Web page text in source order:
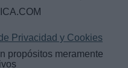
Privacidad y Cookies
propósitos meramente